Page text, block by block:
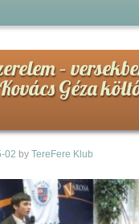
–
Géza
02 by TereFere Klub